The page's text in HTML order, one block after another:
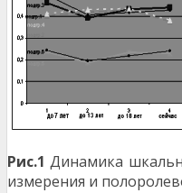
Рис.1 Динамика
измерения и